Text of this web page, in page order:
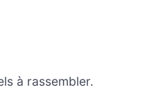
à rassembler.